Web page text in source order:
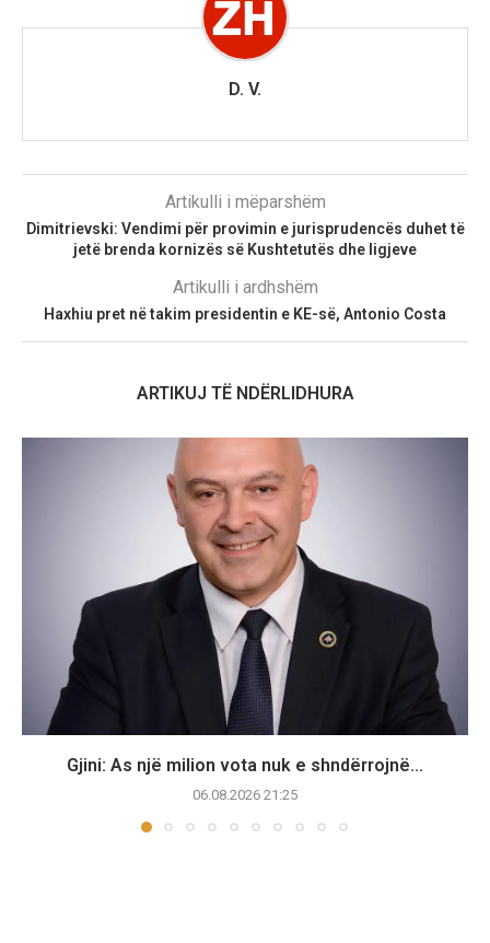
D. V.
Artikulli i mëparshëm
Dimitrievski: Vendimi për provimin e jurisprudencës duhet të
jetë brenda kornizës së Kushtetutës dhe ligjeve
Artikulli i ardhshëm
Haxhiu pret në takim presidentin e KE-së, Antonio Costa
ARTIKUJ TË NDËRLIDHURA
Gjini: As një milion vota nuk e shndërrojnë...
06.08.2026 21:25